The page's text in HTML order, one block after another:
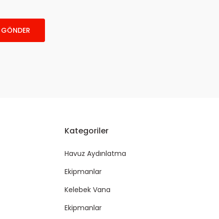
GÖNDER
Kategoriler
Havuz Aydınlatma
Ekipmanlar
Kelebek Vana
Ekipmanlar